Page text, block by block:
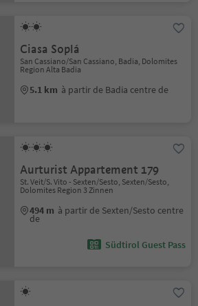
Ciasa Soplá
San Cassiano/San Cassiano, Badia, Dolomites
Region Alta Badia
5.1 km à partir de Badia centre de
Aurturist Appartement 179
St. Veit/S. Vito - Sexten/Sesto, Sexten/Sesto,
Dolomites Region 3 Zinnen
494 m à partir de Sexten/Sesto centre
de
Südtirol Guest Pass